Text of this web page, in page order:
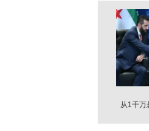
从1千万